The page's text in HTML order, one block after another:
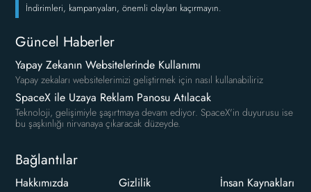
İndirimleri, kampanyaları, önemli olayları kaçırmayın.
Güncel Haberler
Yapay Zekanın Websitelerinde Kullanımı
Yapay zekaları websitelerimizi geliştirmek için nasıl kullanabiliriz
SpaceX ile Uzaya Reklam Panosu Atılacak
Teknoloji, gelişimiyle şaşırtmaya devam ediyor. SpaceX'in duyurusu ise
bu şaşkınlığı nirvanaya çıkaracak düzeyde.
Bağlantılar
Hakkımızda
Gizlilik
İnsan Kaynakları